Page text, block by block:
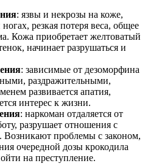
: язвы и некрозы на коже,
резкая потеря веса, общее
Кожа приобретает желтоватый
начинает разрушаться и
: зависимые от дезоморфина
раздражительными,
развивается апатия,
интерес к жизни.
: наркоман отдаляется от
разрушает отношения с
Возникают проблемы с законом,
очередной дозы крокодила
на преступление.